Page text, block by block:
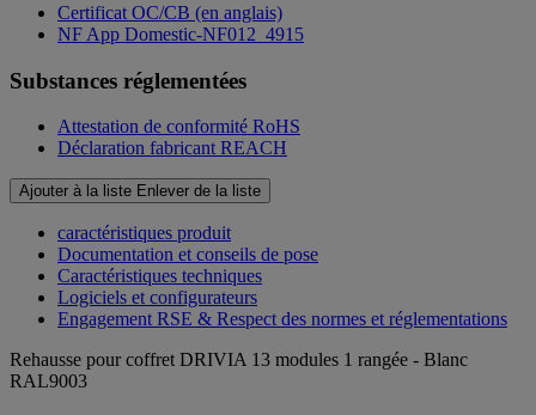
Certificat OC/CB (en anglais)
NF App Domestic-NF012_4915
Substances réglementées
Attestation de conformité RoHS
Déclaration fabricant REACH
Ajouter à la liste Enlever de la liste
caractéristiques produit
Documentation et conseils de pose
Caractéristiques techniques
Logiciels et configurateurs
Engagement RSE & Respect des normes et réglementations
Rehausse pour coffret DRIVIA 13 modules 1 rangée - Blanc
RAL9003